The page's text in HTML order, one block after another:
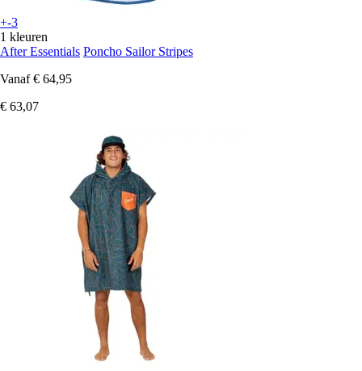
+-3
1 kleuren
After Essentials Poncho Sailor Stripes
Vanaf € 64,95
€ 63,07